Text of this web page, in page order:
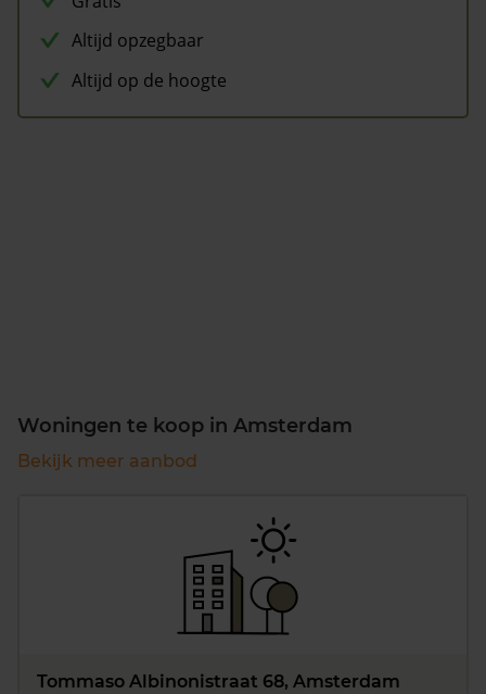
Altijd opzegbaar
Altijd op de hoogte
Woningen te koop in Amsterdam
Bekijk meer aanbod
Tommaso Albinonistraat 68, Amsterdam